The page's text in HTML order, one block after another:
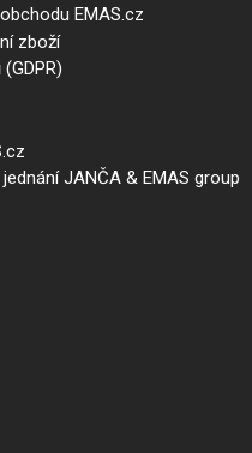
EMAS.cz
zboží
JANČA & EMAS group